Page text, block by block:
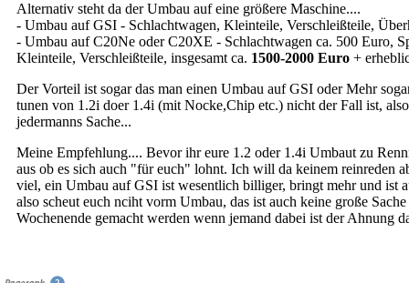
Alternativ steht da der Umbau auf eine größere Maschine....
- Umbau auf GSI - Schlachtwagen, Kleinteile, Verschleißteile,
- Umbau auf C20Ne oder C20XE - Schlachtwagen ca. 500 Euro,
Kleinteile, Verschleißteile, insgesamt ca. 1500-2000 Euro +
Der Vorteil ist sogar das man einen Umbau auf GSI oder Mehr
tunen von 1.2i doer 1.4i (mit Nocke,Chip etc.) nicht der Fall ist,
jedermanns Sache...
Meine Empfehlung.... Bevor ihr eure 1.2 oder 1.4i Umbaut zu
aus ob es sich auch "für euch" lohnt. Ich will da keinem reinreden
viel, ein Umbau auf GSI ist wesentlich billiger, bringt mehr und ist
also scheut euch nciht vorm Umbau, das ist auch keine große
Wochenende gemacht werden wenn jemand dabei ist der Ahnung